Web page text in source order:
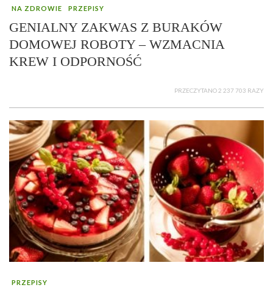
NA ZDROWIE PRZEPISY
GENIALNY ZAKWAS Z BURAKÓW
DOMOWEJ ROBOTY – WZMACNIA
KREW I ODPORNOŚĆ
PRZECZYTANO 2 237 703 RAZY
PRZEPISY